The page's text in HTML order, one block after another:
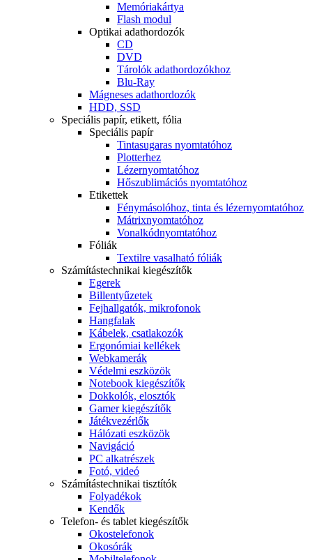
Memóriakártya
Flash modul
Optikai adathordozók
CD
DVD
Tárolók adathordozókhoz
Blu-Ray
Mágneses adathordozók
HDD, SSD
Speciális papír, etikett, fólia
Speciális papír
Tintasugaras nyomtatóhoz
Plotterhez
Lézernyomtatóhoz
Hőszublimációs nyomtatóhoz
Etikettek
Fénymásolóhoz, tinta és lézernyomtatóhoz
Mátrixnyomtatóhoz
Vonalkódnyomtatóhoz
Fóliák
Textilre vasalható fóliák
Számítástechnikai kiegészítők
Egerek
Billentyűzetek
Fejhallgatók, mikrofonok
Hangfalak
Kábelek, csatlakozók
Ergonómiai kellékek
Webkamerák
Védelmi eszközök
Notebook kiegészítők
Dokkolók, elosztók
Gamer kiegészítők
Játékvezérlők
Hálózati eszközök
Navigáció
PC alkatrészek
Fotó, videó
Számítástechnikai tisztítók
Folyadékok
Kendők
Telefon- és tablet kiegészítők
Okostelefonok
Okosórák